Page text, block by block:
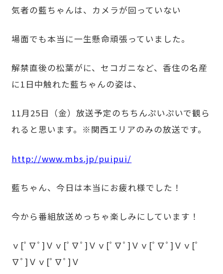
気者の藍ちゃんは、カメラが回っていない
場面でも本当に一生懸命頑張っていました。
解禁直後の松葉がに、セコガニなど、香住の名産
に1日中触れた藍ちゃんの姿は、
11月25日（金）放送予定のちちんぷいぷいで観ら
れると思います。※関西エリアのみの放送です。
http://www.mbs.jp/puipui/
藍ちゃん、今日は本当にお疲れ様でした！
今から番組放送めっちゃ楽しみにしています！
ｖ[ﾟ∇ﾟ]Ｖｖ[ﾟ∇ﾟ]Ｖｖ[ﾟ∇ﾟ]Ｖｖ[ﾟ∇ﾟ]Ｖｖ[ﾟ
∇ﾟ]Ｖｖ[ﾟ∇ﾟ]Ｖ